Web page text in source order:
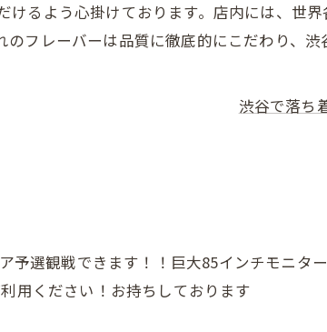
るよう心掛けております。店内には、世
フレーバーは品質に徹底的にこだわり、渋
渋谷で落ち
予選観戦できます！！巨大85インチモニタ
用ください！お持ちしております